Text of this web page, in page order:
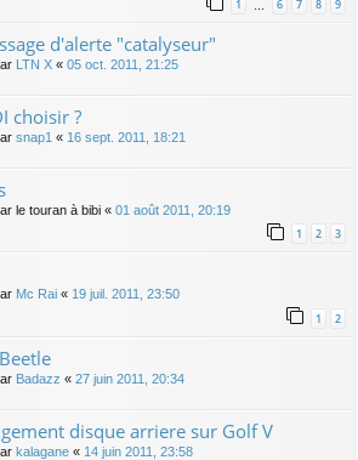
1 … 6 7 8 9
d'alerte "catalyseur"
LTN X « 05 oct. 2011, 21:25
choisir ?
snap1 « 16 sept. 2011, 18:21
le touran à bibi « 01 août 2011, 20:19
1 2 3
Mc Rai « 19 juil. 2011, 23:50
1 2
Badazz « 27 juin 2011, 20:34
disque arriere sur Golf V
kalagane « 14 juin 2011, 23:58